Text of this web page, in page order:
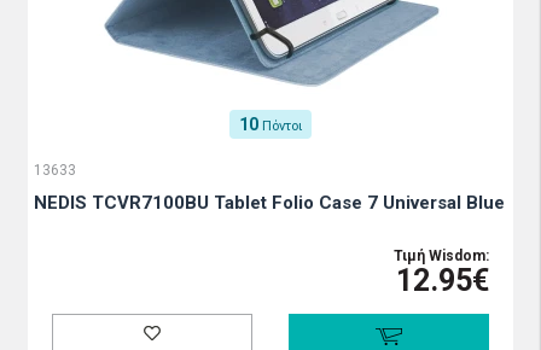
10 Πόντοι
13633
NEDIS TCVR7100BU Tablet Folio Case 7 Universal Blue
Τιμή Wisdom:
12.95€